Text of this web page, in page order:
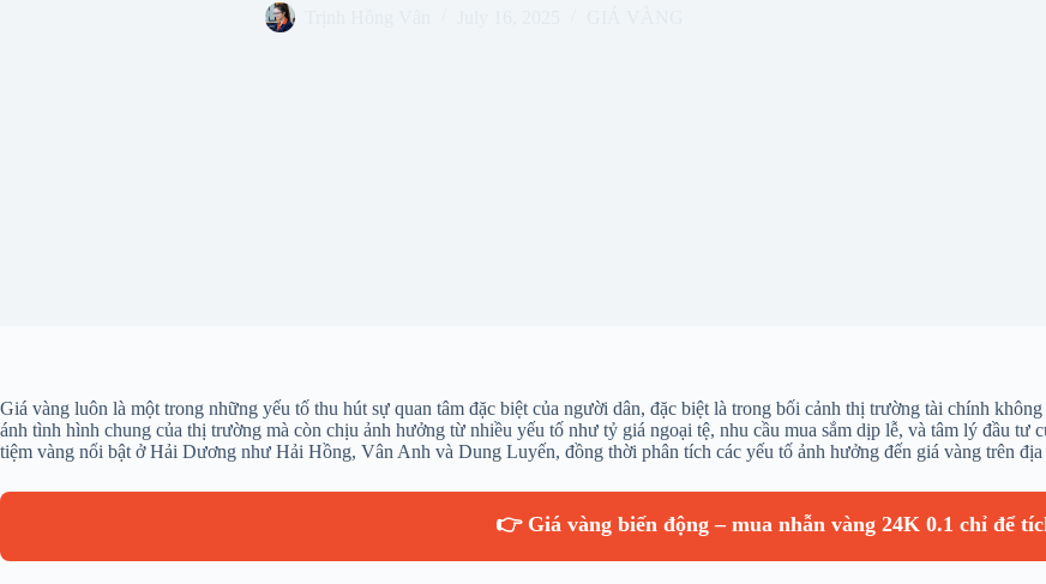
Giá vàng luôn là một trong những yếu tố thu hút sự quan tâm đặc biệt của người dân, đặc biệt là trong bối cảnh thị trường tài chính
ánh tình hình chung của thị trường mà còn chịu ảnh hưởng từ nhiều yếu tố như tỷ giá ngoại tệ, nhu cầu mua sắm dịp lễ, và tâm lý đầu tư
tiệm vàng nổi bật ở Hải Dương như Hải Hồng, Vân Anh và Dung Luyến, đồng thời phân tích các yếu tố ảnh hưởng đến giá vàng trên
👉 Giá vàng biến động – mua nhẫn vàng 24K 0.1 chỉ để